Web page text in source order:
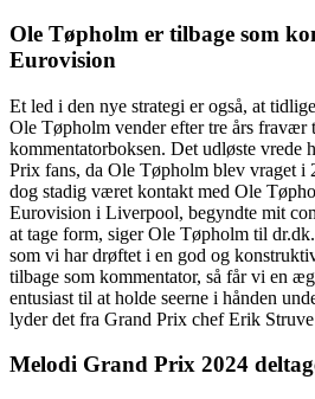
Ole Tøpholm er tilbage som
Eurovision
Et led i den nye strategi er også, at
Ole Tøpholm vender efter tre års fravær
kommentatorboksen. Det udløste vrede
Prix fans, da Ole Tøpholm blev vraget i
dog stadig været kontakt med Ole
Eurovision i Liverpool, begyndte mit
at tage form, siger Ole Tøpholm til
som vi har drøftet i en god og
tilbage som kommentator, så får vi en
entusiast til at holde seerne i hånden
lyder det fra Grand Prix chef Erik
Melodi Grand Prix 2024